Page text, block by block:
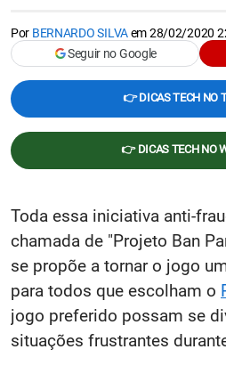
Por BERNARDO SILVAem28/02/2020
Seguir no Google
👉 DICAS TECH NO
👉 DICAS TECH NO
Toda essa iniciativa anti-
chamada de "Projeto Ban
se propõe a tornar o jogo
para todos que escolham o
jogo preferido possam se
situações frustrantes